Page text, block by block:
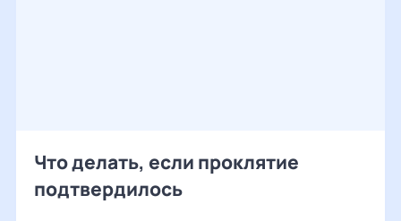
Что делать, если проклятие
подтвердилось